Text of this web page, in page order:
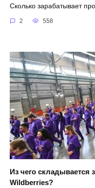
Сколько зарабатывает
2 558
Из чего складывается
Wildberries?